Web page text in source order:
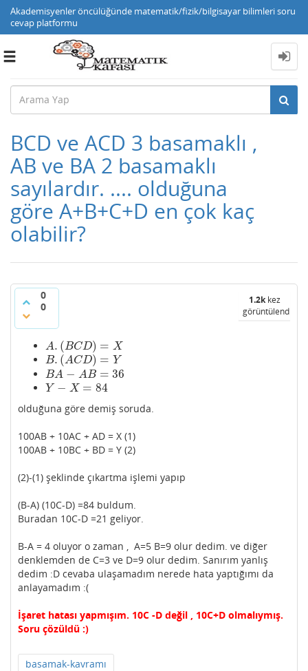
Akademisyenler öncülüğünde matematik/fizik/bilgisayar bilimleri soru
cevap platformu
Toggle
BCD ve ACD 3 basamaklı ,
AB ve BA 2 basamaklı
sayılardır. .... olduğuna
göre A+B+C+D en çok kaç
olabilir?
0
0
1.2kkez
görüntülendi
A. (BCD) = X
A.( BCD)=X
B. (ACD) = Y
B.( ACD)=Y
BA − AB = 36
BA− AB =36
Y − X = 84
Y− X= 84
olduğuna göre demiş soruda.
100AB + 10AC + AD = X (1)
100AB + 10BC + BD = Y (2)
(2)-(1) şeklinde çıkartma işlemi yapıp
(B-A) (10C-D) =84 buldum.
Buradan 10C-D =21 geliyor.
B-A = 4 oluyor o zaman , A=5 B=9 olur dedim. ve diğer
denklemden de C=3 ve D=9 olur dedim. Sanırım yanlış
dedim :D cevaba ulaşamadım nerede hata yaptığımı da
anlayamadım :(
İşaret hatası yapmışım. 10C -D değil , 10C+D olmalıymış.
Soru çözüldü :)
basamak-kavramı